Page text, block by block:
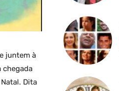
juntem à
chegada
Dita